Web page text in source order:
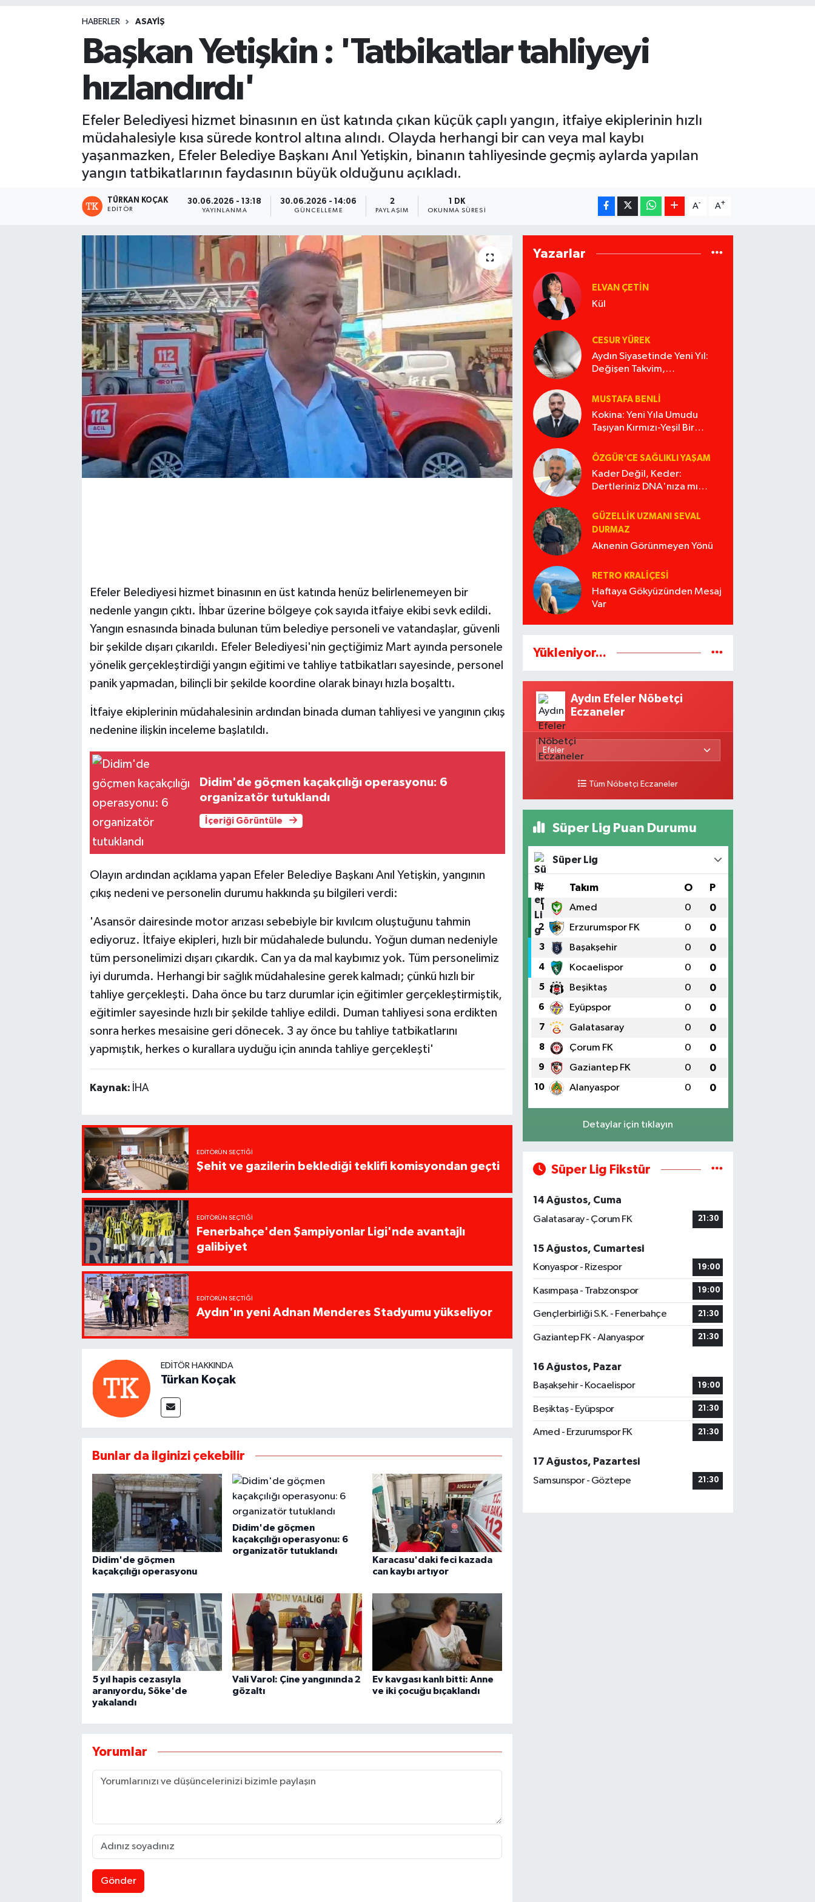
HABERLER ASAYIŞ
Başkan Yetişkin : 'Tatbikatlar tahliyeyi
hızlandırdı'
Efeler Belediyesi hizmet binasının en üst katında çıkan küçük çaplı yangın, itfaiye ekiplerinin hızlı
müdahalesiyle kısa sürede kontrol altına alındı. Olayda herhangi bir can veya mal kaybı
yaşanmazken, Efeler Belediye Başkanı Anıl Yetişkin, binanın tahliyesinde geçmiş aylarda yapılan
yangın tatbikatlarının faydasının büyük olduğunu açıkladı.
TÜRKAN KOÇAK
EDITÖR
30.06.2026 - 13:18
YAYINLANMA
30.06.2026 - 14:06
GÜNCELLEME
2
PAYLAŞIM
1 DK
OKUNMA SÜRESI
A- A+
Efeler Belediyesi hizmet binasının en üst katında henüz belirlenemeyen bir
nedenle yangın çıktı. İhbar üzerine bölgeye çok sayıda itfaiye ekibi sevk edildi.
Yangın esnasında binada bulunan tüm belediye personeli ve vatandaşlar, güvenli
bir şekilde dışarı çıkarıldı. Efeler Belediyesi'nin geçtiğimiz Mart ayında personele
yönelik gerçekleştirdiği yangın eğitimi ve tahliye tatbikatları sayesinde, personel
panik yapmadan, bilinçli bir şekilde koordine olarak binayı hızla boşalttı.
İtfaiye ekiplerinin müdahalesinin ardından binada duman tahliyesi ve yangının çıkış
nedenine ilişkin inceleme başlatıldı.
Didim'de göçmen kaçakçılığı operasyonu: 6
organizatör tutuklandı
İçeriği Görüntüle
Olayın ardından açıklama yapan Efeler Belediye Başkanı Anıl Yetişkin, yangının
çıkış nedeni ve personelin durumu hakkında şu bilgileri verdi:
'Asansör dairesinde motor arızası sebebiyle bir kıvılcım oluştuğunu tahmin
ediyoruz. İtfaiye ekipleri, hızlı bir müdahalede bulundu. Yoğun duman nedeniyle
tüm personelimizi dışarı çıkardık. Can ya da mal kaybımız yok. Tüm personelimiz
iyi durumda. Herhangi bir sağlık müdahalesine gerek kalmadı; çünkü hızlı bir
tahliye gerçekleşti. Daha önce bu tarz durumlar için eğitimler gerçekleştirmiştik,
eğitimler sayesinde hızlı bir şekilde tahliye edildi. Duman tahliyesi sona erdikten
sonra herkes mesaisine geri dönecek. 3 ay önce bu tahliye tatbikatlarını
yapmıştık, herkes o kurallara uyduğu için anında tahliye gerçekleşti'
Kaynak: İHA
EDITÖRÜN SEÇTIĞI
Şehit ve gazilerin beklediği teklifi komisyondan geçti
EDITÖRÜN SEÇTIĞI
Fenerbahçe'den Şampiyonlar Ligi'nde avantajlı
galibiyet
EDITÖRÜN SEÇTIĞI
Aydın'ın yeni Adnan Menderes Stadyumu yükseliyor
EDITÖR HAKKINDA
Türkan Koçak
Bunlar da ilginizi çekebilir
Didim'de göçmen
kaçakçılığı operasyonu
Didim'de göçmen
kaçakçılığı operasyonu: 6
organizatör tutuklandı
Karacasu'daki feci kazada
can kaybı artıyor
5 yıl hapis cezasıyla
aranıyordu, Söke'de
yakalandı
Vali Varol: Çine yangınında 2
gözaltı
Ev kavgası kanlı bitti: Anne
ve iki çocuğu bıçaklandı
Yorumlar
Gönder
Yazarlar
ELVAN ÇETIN
Kül
CESUR YÜREK
Aydın Siyasetinde Yeni Yıl:
Değişen Takvim,
MUSTAFA BENLI
Kokina: Yeni Yıla Umudu
Taşıyan Kırmızı-Yeşil Bir
ÖZGÜR'CE SAĞLIKLI YAŞAM
Kader Değil, Keder:
Dertleriniz DNA'nıza mı
GÜZELLIK UZMANI SEVAL
DURMAZ
Aknenin Görünmeyen Yönü
RETRO KRALIÇESI
Haftaya Gökyüzünden Mesaj
Var
Yükleniyor...
Aydın Efeler Nöbetçi
Eczaneler
Tüm Nöbetçi Eczaneler
Süper Lig Puan Durumu
Süper Lig
# Takım O P
1 Amed 0 0
2 Erzurumspor FK 0 0
3 Başakşehir 0 0
4 Kocaelispor 0 0
5 Beşiktaş 0 0
6 Eyüpspor 0 0
7 Galatasaray 0 0
8 Çorum FK 0 0
9 Gaziantep FK 0 0
10 Alanyaspor 0 0
Detaylar için tıklayın
Süper Lig Fikstür
14 Ağustos, Cuma
Galatasaray - Çorum FK
21:30
15 Ağustos, Cumartesi
Konyaspor - Rizespor
19:00
Kasımpaşa - Trabzonspor 19:00
Gençlerbirliği S.K. - Fenerbahçe 21:30
Gaziantep FK - Alanyaspor 21:30
16 Ağustos, Pazar
Başakşehir - Kocaelispor
19:00
Beşiktaş - Eyüpspor 21:30
Amed - Erzurumspor FK 21:30
17 Ağustos, Pazartesi
Samsunspor - Göztepe
21:30